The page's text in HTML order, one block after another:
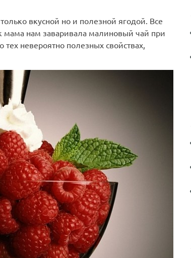
вкусной но и полезной ягодой. Все
мама нам заваривала малиновый чай при
невероятно полезных свойствах,